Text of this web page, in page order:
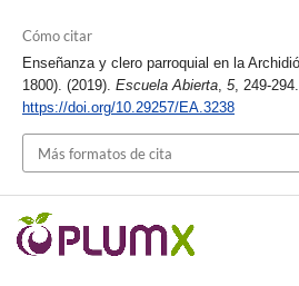
Cómo citar
Enseñanza y clero parroquial en la
1800). (2019). Escuela Abierta, 5, 249-294.
https://doi.org/10.29257/EA.3238
Más formatos de cita